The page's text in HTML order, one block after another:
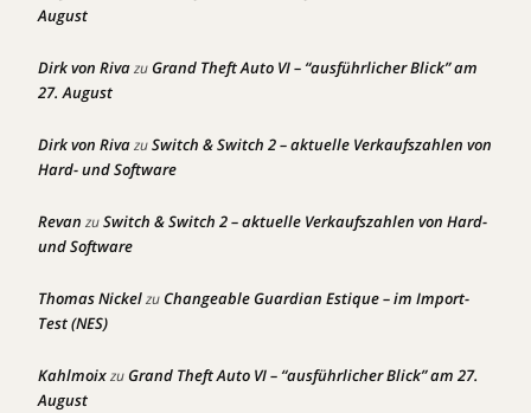
August
Dirk von RivazuGrand Theft Auto VI – “ausführlicher Blick” am
27. August
Dirk von RivazuSwitch & Switch 2 – aktuelle Verkaufszahlen von
Hard- und Software
Revan zuSwitch & Switch 2 – aktuelle Verkaufszahlen von Hard-
und Software
Thomas NickelzuChangeable Guardian Estique – im Import-
Test (NES)
KahlmoixzuGrand Theft Auto VI – “ausführlicher Blick” am 27.
August